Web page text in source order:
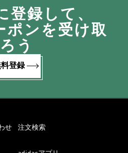
登録して、
ポンを受け取
ろう
登録
せ 注文検索